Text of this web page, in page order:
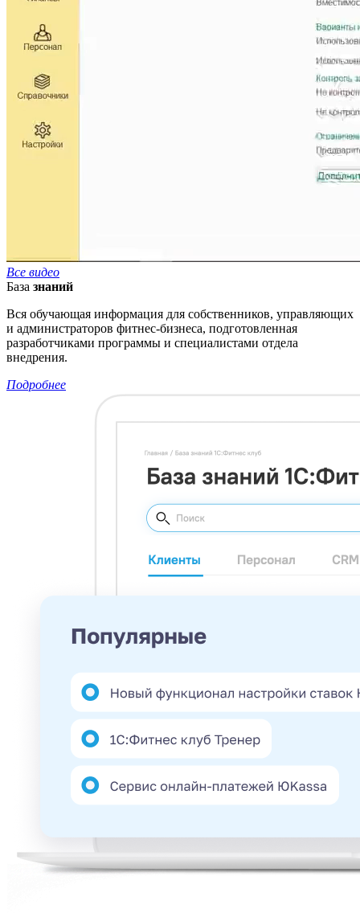
Все видео
База знаний
Вся обучающая информация для собственников, управляющих
и администраторов фитнес-бизнеса, подготовленная
разработчиками программы и специалистами отдела
внедрения.
Подробнее